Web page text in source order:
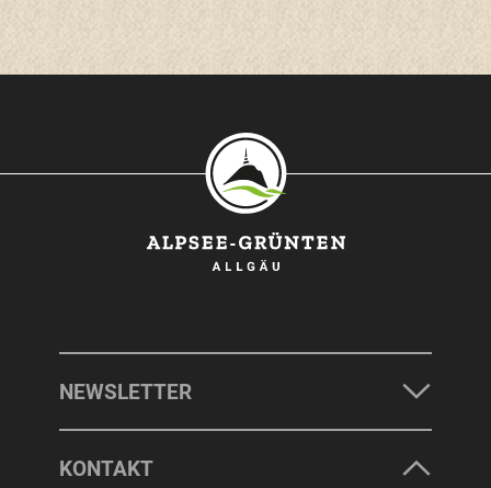
NEWSLETTER
KONTAKT